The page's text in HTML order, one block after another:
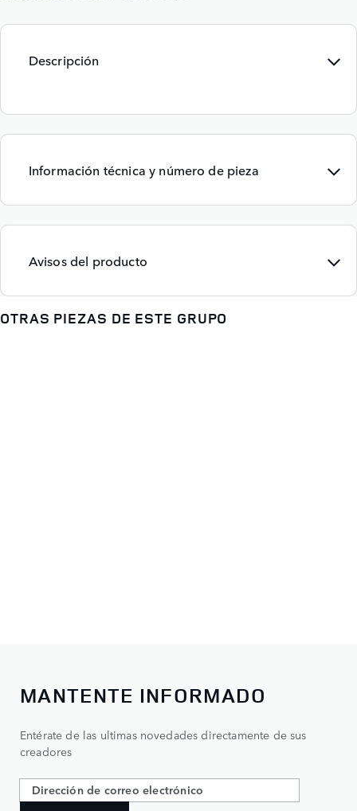
Descripción
Información técnica y número de pieza
Avisos del producto
OTRAS PIEZAS DE ESTE GRUPO
MANTENTE INFORMADO
Entérate de las ultimas novedades directamente de sus
creadores